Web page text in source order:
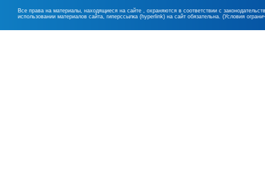
Все права на материалы, находящиеся на сайте , охраняются в соответствии с
использовании материалов сайта, гиперссылка (hyperlink) на сайт обязательна. (Условия